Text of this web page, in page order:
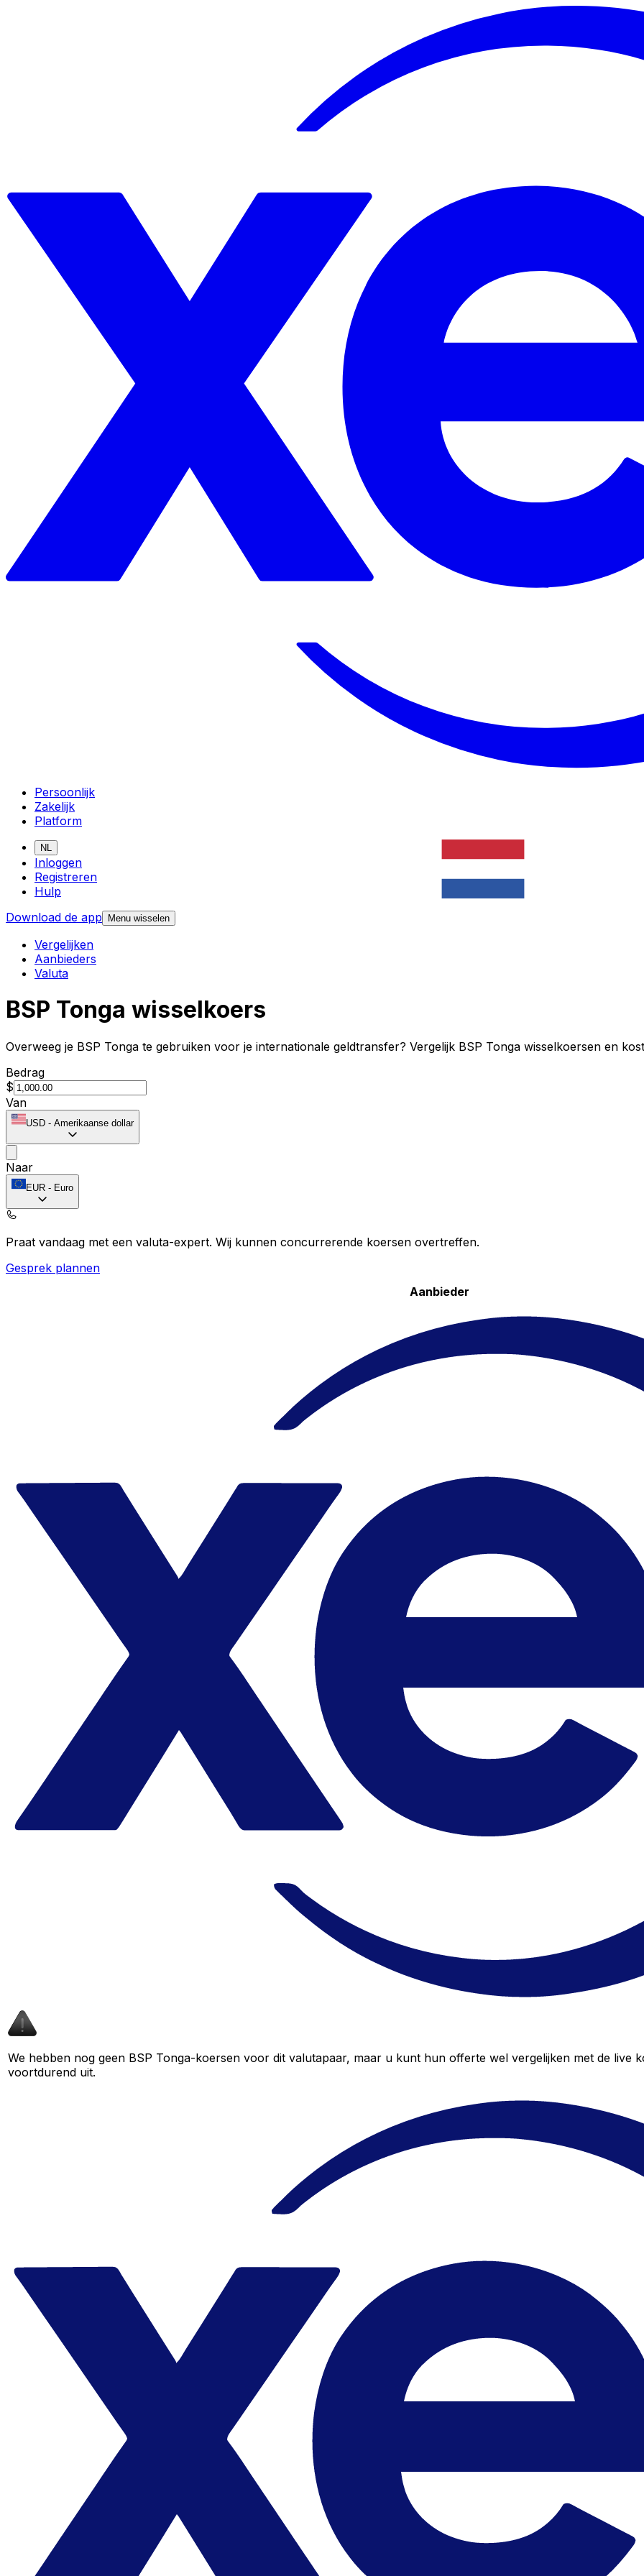
Persoonlijk
Zakelijk
Platform
NL
Inloggen
Registreren
Hulp
Download de app
Menu wisselen
Vergelijken
Aanbieders
Valuta
BSP Tonga wisselkoers
Overweeg je BSP Tonga te gebruiken voor je internationale geldtransfer? Vergelijk BSP Tonga wisselkoersen en
Bedrag
$
Van
USD - Amerikaanse dollar
Naar
EUR - Euro
Praat vandaag met een valuta-expert. Wij kunnen concurrerende koersen overtreffen.
Gesprek plannen
Aanbieder
We hebben nog geen BSP Tonga-koersen voor dit valutapaar, maar u kunt hun offerte wel vergelijken met de live
voortdurend uit.